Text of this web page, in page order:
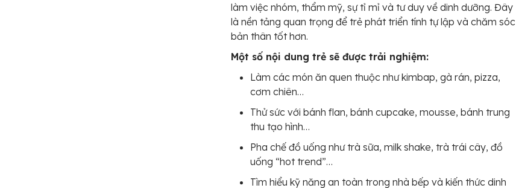
làm việc nhóm, thẩm mỹ, sự tỉ mỉ và tư duy về dinh dưỡng. Đây
là nền tảng quan trọng để trẻ phát triển tính tự lập và chăm sóc
bản thân tốt hơn.
Một số nội dung trẻ sẽ được trải nghiệm:
Làm các món ăn quen thuộc như kimbap, gà rán, pizza,
cơm chiên…
Thử sức với bánh flan, bánh cupcake, mousse, bánh trung
thu tạo hình…
Pha chế đồ uống như trà sữa, milk shake, trà trái cây, đồ
uống “hot trend”…
Tìm hiểu kỹ năng an toàn trong nhà bếp và kiến thức dinh